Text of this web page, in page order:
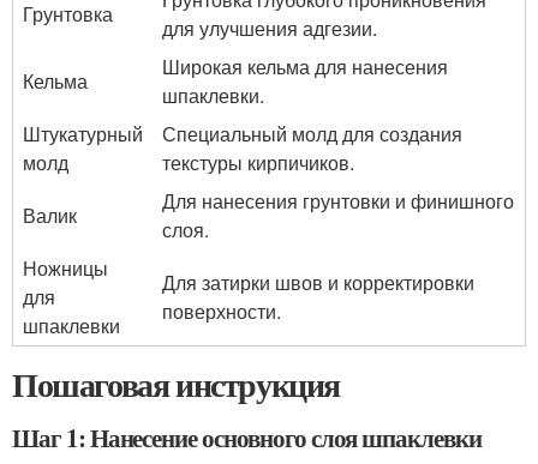
Грунтовка
для улучшения адгезии.
Кельма
Широкая кельма для нанесения
шпаклевки.
Штукатурный
молд
Специальный молд для создания
текстуры кирпичиков.
Валик
Для нанесения грунтовки и финишного
слоя.
Ножницы
для
шпаклевки
Для затирки швов и корректировки
поверхности.
Пошаговая инструкция
Шаг 1: Нанесение основного слоя шпаклевки